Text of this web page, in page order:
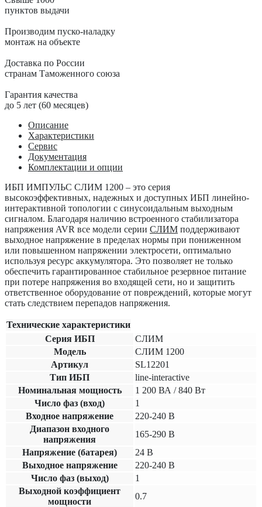
пунктов выдачи
Производим пуско-наладку
монтаж на объекте
Доставка по России
странам Таможенного союза
Гарантия качества
до 5 лет (60 месяцев)
Описание
Характеристики
Сервис
Документация
Комплектации и опции
ИБП ИМПУЛЬС СЛИМ 1200 – это серия
высокоэффективных, надежных и доступных ИБП линейно-
интерактивной топологии с синусоидальным выходным
сигналом. Благодаря наличию встроенного стабилизатора
напряжения AVR все модели серии СЛИМ поддерживают
выходное напряжение в пределах нормы при пониженном
или повышенном напряжении электросети, оптимально
используя ресурс аккумулятора. Это позволяет не только
обеспечить гарантированное стабильное резервное питание
при потере напряжения во входящей сети, но и защитить
ответственное оборудование от повреждений, которые могут
стать следствием перепадов напряжения.
Технические характеристики
Серия ИБП
СЛИМ
Модель
СЛИМ 1200
Артикул
SL12201
Тип ИБП
line-interactive
Номинальная мощность
1 200 ВА / 840 Вт
Число фаз (вход)
1
Входное напряжение
220-240 В
Диапазон входного
напряжения
165-290 В
Напряжение (батарея)
24 В
Выходное напряжение
220-240 В
Число фаз (выход)
1
Выходной коэффициент
мощности
0.7